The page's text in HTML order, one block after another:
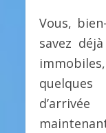
Vous,
savez